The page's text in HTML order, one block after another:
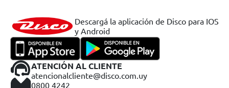
Descargá la aplicación de Disco para IOS
y Android
ATENCIÓN AL CLIENTE
atencionalcliente@disco.com.uy
0800 4242